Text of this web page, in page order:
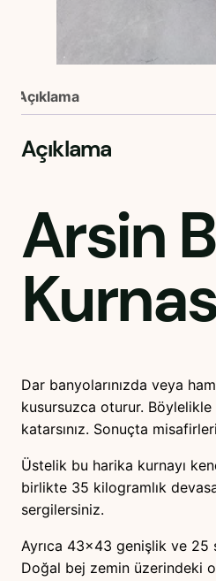
Açıklama
Açıklama
Arsin
Dar banyolarınızda veya
kusursuzca oturur. Böylelikle
katarsınız. Sonuçta
Üstelik bu harika kurnayı
birlikte 35 kilogramlık
sergilersiniz.
Ayrıca 43×43 genişlik ve 25
Doğal bej zemin üzerindeki